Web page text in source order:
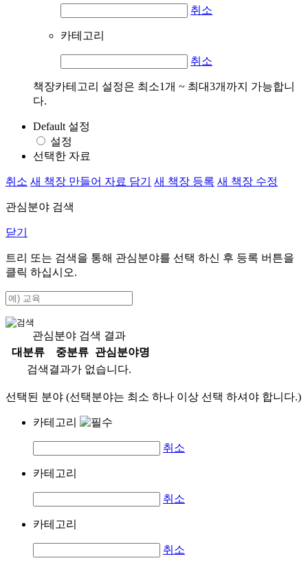
취소
카테고리
취소
책장카테고리 설정은 최소1개 ~ 최대3개까지 가능합니
다.
Default 설정
설정
선택한 자료
취소 새 책장 만들어 자료 담기 새 책장 등록 새 책장 수정
관심분야 검색
닫기
트리 또는 검색을 통해 관심분야를 선택 하신 후 등록 버튼을
클릭 하십시오.
관심분야 검색 결과
대분류
중분류
관심분야명
검색결과가 없습니다.
선택된 분야 (선택분야는 최소 하나 이상 선택 하셔야 합니다.)
카테고리
취소
카테고리
취소
카테고리
취소